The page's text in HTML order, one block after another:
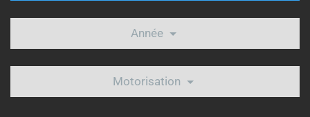
Année
Motorisation